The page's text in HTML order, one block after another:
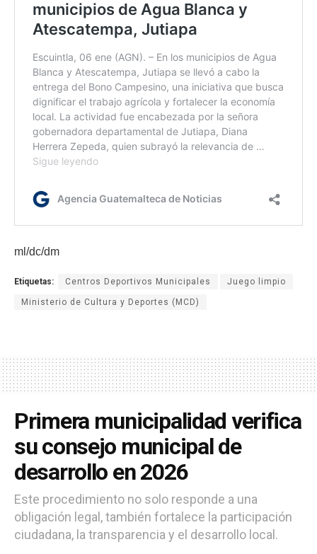
ml/dc/dm
Etiquetas: Centros Deportivos Municipales Juego limpio
Ministerio de Cultura y Deportes (MCD)
Primera municipalidad verifica
su consejo municipal de
desarrollo en 2026
Este procedimiento no solo responde a una
obligación legal, también fortalece la participación
ciudadana, la transparencia y el desarrollo local.